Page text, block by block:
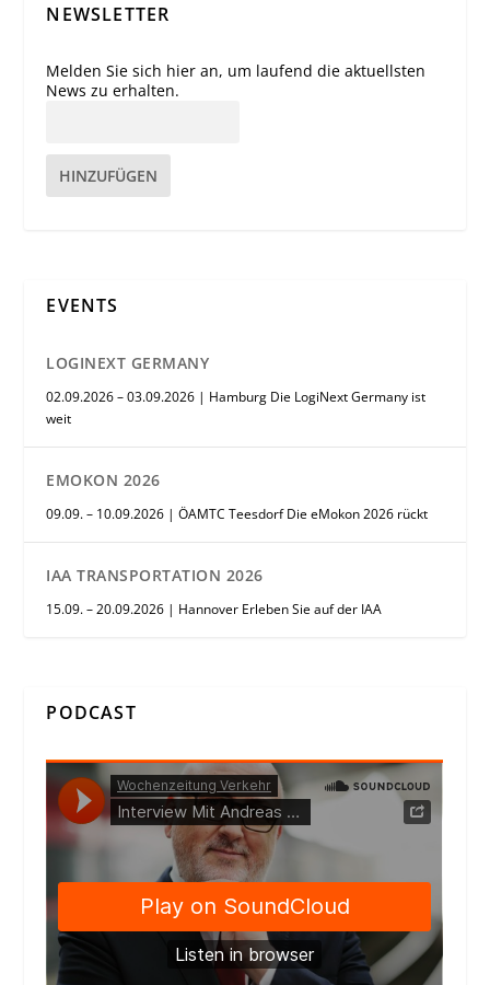
NEWSLETTER
Melden Sie sich hier an, um laufend die aktuellsten
News zu erhalten.
HINZUFÜGEN
EVENTS
LOGINEXT GERMANY
02.09.2026 – 03.09.2026 | Hamburg Die LogiNext Germany ist
weit
EMOKON 2026
09.09. – 10.09.2026 | ÖAMTC Teesdorf Die eMokon 2026 rückt
IAA TRANSPORTATION 2026
15.09. – 20.09.2026 | Hannover Erleben Sie auf der IAA
PODCAST